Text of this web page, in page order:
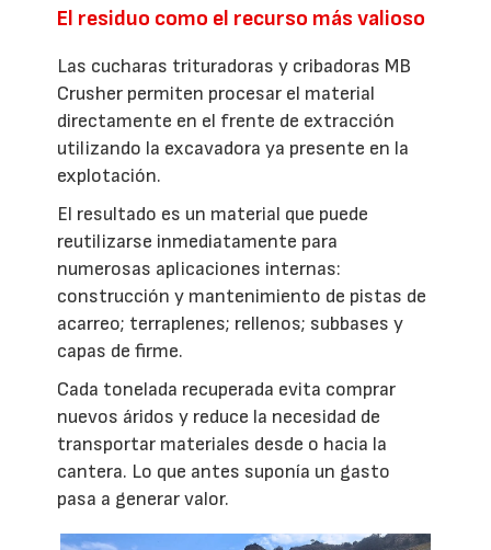
El residuo como el recurso más valioso
Las cucharas trituradoras y cribadoras MB
Crusher permiten procesar el material
directamente en el frente de extracción
utilizando la excavadora ya presente en la
explotación.
El resultado es un material que puede
reutilizarse inmediatamente para
numerosas aplicaciones internas:
construcción y mantenimiento de pistas de
acarreo; terraplenes; rellenos; subbases y
capas de firme.
Cada tonelada recuperada evita comprar
nuevos áridos y reduce la necesidad de
transportar materiales desde o hacia la
cantera. Lo que antes suponía un gasto
pasa a generar valor.